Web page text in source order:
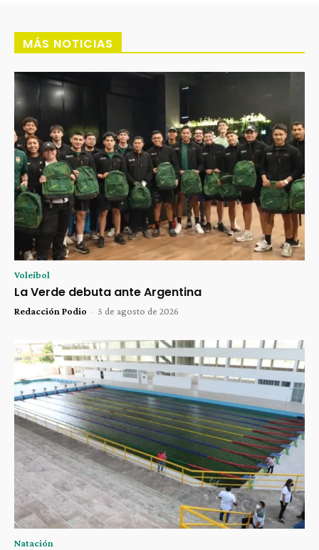
MÁS NOTICIAS
Voleibol
La Verde debuta ante Argentina
Redacción Podio - 5 de agosto de 2026
Natación